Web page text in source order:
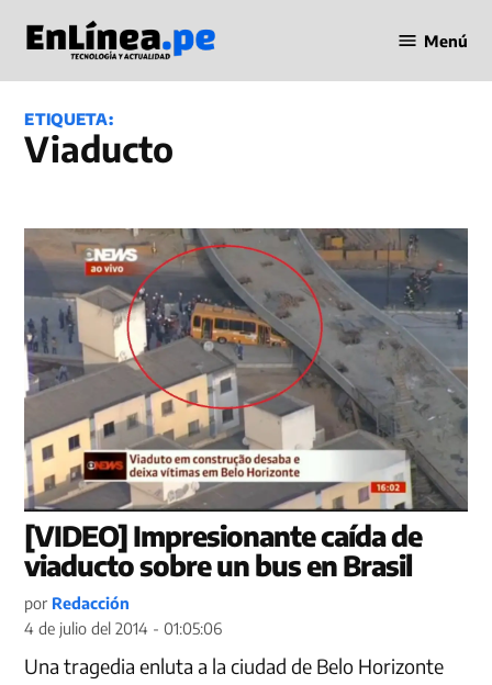
contenido
en Línea
Menú
ETIQUETA:
viaducto
[VIDEO] Impresionante caída de
viaducto sobre un bus en Brasil
por Redacción
4 de julio del 2014 - 01:05:06
Una tragedia enluta a la ciudad de Belo Horizonte